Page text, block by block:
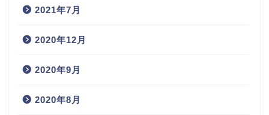
2021年7月
2020年12月
2020年9月
2020年8月